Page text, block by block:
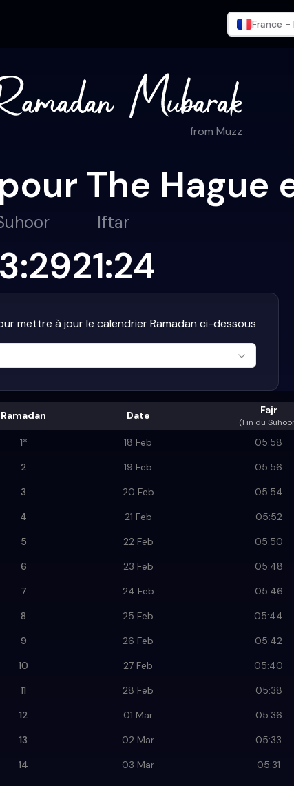
France -
from Muzz
The Hague
Iftar
21:24
mettre à jour le calendrier Ramadan ci-dessous
Ramadan Date Fajr
(Fin du
1* 18 Feb 05:58
2
19 Feb 05:56
3
20 Feb 05:54
4
21 Feb 05:52
5
22 Feb 05:50
6
23 Feb 05:48
7
24 Feb 05:46
8
25 Feb 05:44
9
26 Feb 05:42
10
27 Feb 05:40
11
28 Feb 05:38
12
01 Mar 05:36
13
02 Mar 05:33
14
03 Mar 05:31